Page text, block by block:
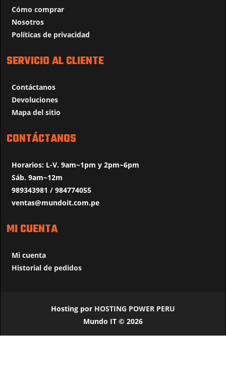
Cómo comprar
Nosotros
Políticas de privacidad
SERVICIO AL CLIENTE
Contáctanos
Devoluciones
Mapa del sitio
CONTÁCTANOS
Horarios: L-V. 9am~1pm y 2pm~6pm
Sáb. 9am~12m
989343981 / 984774055
ventas@mundoit.com.pe
MI CUENTA
Mi cuenta
Historial de pedidos
Hosting por HOSTING POWER PERU
Mundo IT © 2026